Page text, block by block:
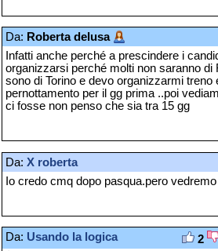
Da: Roberta delusa
Infatti anche perché a prescindere i
organizzarsi perché molti non saranno di
sono di Torino e devo organizzarmi treno
pernottamento per il gg prima ..poi
ci fosse non penso che sia tra 15 gg
Da: X roberta
Io credo cmq dopo pasqua.pero vedremo
Da: Usando la logica 2